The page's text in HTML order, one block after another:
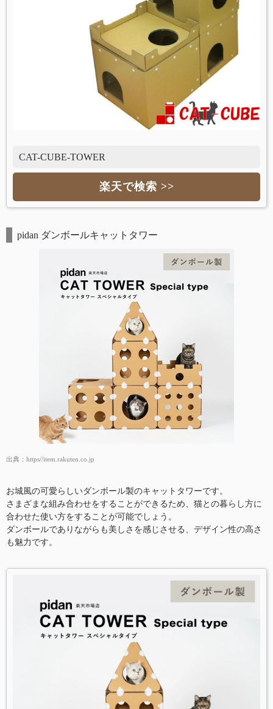
CAT-CUBE-TOWER
楽天で検索 >>
pidan ダンボールキャットタワー
出典： https//item.rakuten.co.jp
お城風の可愛らしいダンボール製のキャットタワーです。
さまざまな組み合わせをすることができるため、猫との暮らし方に
合わせた使い方をすることが可能でしょう。
ダンボールでありながらも美しさを感じさせる、デザイン性の高さ
も魅力です。